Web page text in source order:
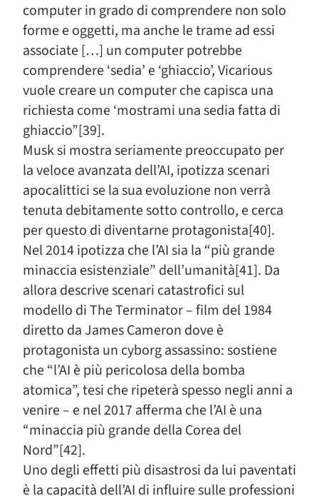
computer in grado di comprendere non solo
forme e oggetti, ma anche le trame ad essi
associate […] un computer potrebbe
comprendere ‘sedia’ e ‘ghiaccio’, Vicarious
vuole creare un computer che capisca una
richiesta come ‘mostrami una sedia fatta di
ghiaccio”[39].
Musk si mostra seriamente preoccupato per
la veloce avanzata dell’AI, ipotizza scenari
apocalittici se la sua evoluzione non verrà
tenuta debitamente sotto controllo, e cerca
per questo di diventarne protagonista[40].
Nel 2014 ipotizza che l’AI sia la “più grande
minaccia esistenziale” dell’umanità[41]. Da
allora descrive scenari catastrofici sul
modello di The Terminator – film del 1984
diretto da James Cameron dove è
protagonista un cyborg assassino: sostiene
che “l’AI è più pericolosa della bomba
atomica”, tesi che ripeterà spesso negli anni a
venire – e nel 2017 afferma che l’AI è una
“minaccia più grande della Corea del
Nord”[42].
Uno degli effetti più disastrosi da lui paventati
è la capacità dell’AI di influire sulle professioni